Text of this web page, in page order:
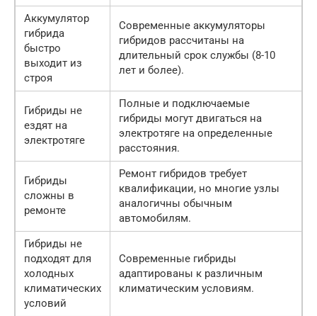
Аккумулятор
гибрида
быстро
выходит из
строя
Современные аккумуляторы
гибридов рассчитаны на
длительный срок службы (8-10
лет и более).
Гибриды не
ездят на
электротяге
Полные и подключаемые
гибриды могут двигаться на
электротяге на определенные
расстояния.
Гибриды
сложны в
ремонте
Ремонт гибридов требует
квалификации, но многие узлы
аналогичны обычным
автомобилям.
Гибриды не
подходят для
холодных
климатических
условий
Современные гибриды
адаптированы к различным
климатическим условиям.